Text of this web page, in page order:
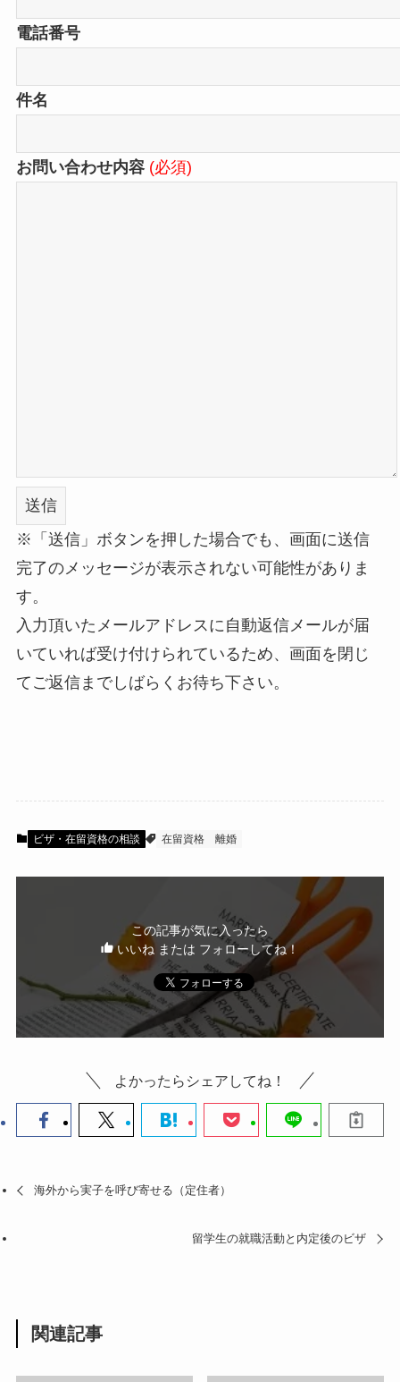
電話番号
件名
お問い合わせ内容 (必須)
※「送信」ボタンを押した場合でも、画面に送信
完了のメッセージが表示されない可能性がありま
す。
入力頂いたメールアドレスに自動返信メールが届
いていれば受け付けられているため、画面を閉じ
てご返信までしばらくお待ち下さい。
ビザ・在留資格の相談 在留資格 離婚
この記事が気に入ったら
いいね または フォローしてね！
よかったらシェアしてね！
海外から実子を呼び寄せる（定住者）
留学生の就職活動と内定後のビザ
関連記事